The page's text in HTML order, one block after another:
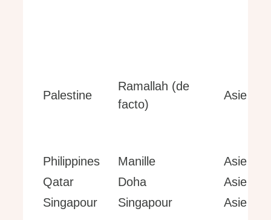
Palestine
Ramallah (de
facto)
Asie
Philippines Manille
Asie
Qatar
Doha
Asie
Singapour
Singapour Asie